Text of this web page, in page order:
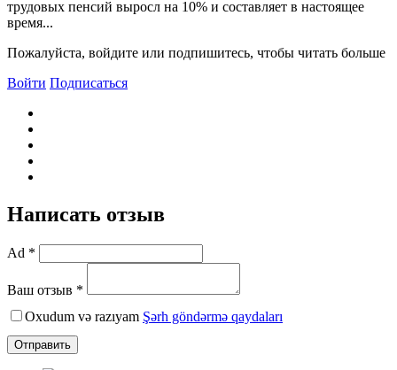
трудовых пенсий выросл на 10% и составляет в настоящее
время...
Пожалуйста, войдите или подпишитесь, чтобы читать больше
Войти Подписаться
Написать отзыв
Ad *
Ваш отзыв *
Oxudum və razıyam Şərh göndərmə qaydaları
Отправить